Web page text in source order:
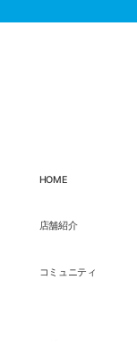
HOME
店舗紹介
コミュニティ